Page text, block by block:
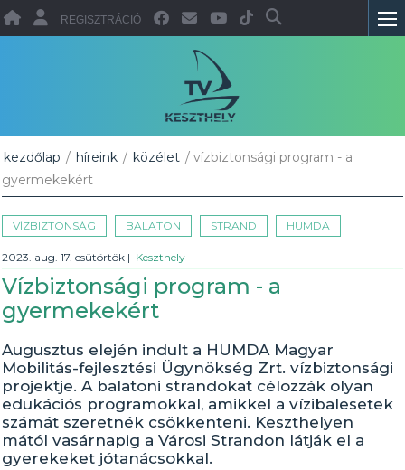
REGISZTRÁCIÓ
kezdőlap / híreink / közélet / vízbiztonsági program - a
gyermekekért
VÍZBIZTONSÁG BALATON STRAND HUMDA
2023. aug. 17. csütörtök | Keszthely
Vízbiztonsági program - a
gyermekekért
Augusztus elején indult a HUMDA Magyar
Mobilitás-fejlesztési Ügynökség Zrt. vízbiztonsági
projektje. A balatoni strandokat célozzák olyan
edukációs programokkal, amikkel a vízibalesetek
számát szeretnék csökkenteni. Keszthelyen
mától vasárnapig a Városi Strandon látják el a
gyerekeket jótanácsokkal.